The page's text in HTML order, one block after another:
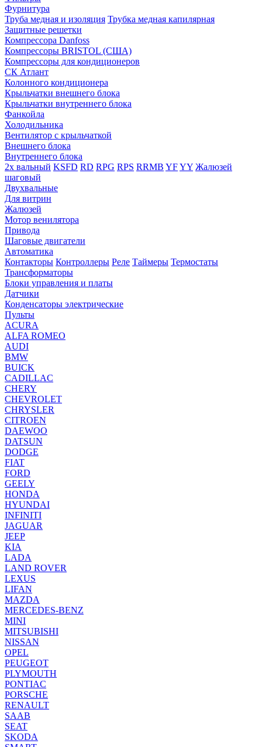
Фурнитура
Труба медная и изоляция Трубка медная капилярная
Защитные решетки
Компрессора Danfoss
Компрессоры BRISTOL (США)
Компрессоры для кондиционеров
СК Атлант
Колонного кондиционера
Крыльчатки внешнего блока
Крыльчатки внутреннего блока
Фанкойла
Холодильника
Вентилятор с крыльчаткой
Внешнего блока
Внутреннего блока
2х вальный KSFD RD RPG RPS RRMB YFYY Жалюзей
шаговый
Двухвальные
Для витрин
Жалюзей
Мотор венилятора
Привода
Шаговые двигатели
Автоматика
Контакторы Контроллеры Реле Таймеры Термостаты
Трансформаторы
Блоки управления и платы
Датчики
Конденсаторы электрические
Пульты
ACURA
ALFA ROMEO
AUDI
BMW
BUICK
CADILLAC
CHERY
CHEVROLET
CHRYSLER
CITROEN
DAEWOO
DATSUN
DODGE
FIAT
FORD
GEELY
HONDA
HYUNDAI
INFINITI
JAGUAR
JEEP
KIA
LADA
LAND ROVER
LEXUS
LIFAN
MAZDA
MERCEDES-BENZ
MINI
MITSUBISHI
NISSAN
OPEL
PEUGEOT
PLYMOUTH
PONTIAC
PORSCHE
RENAULT
SAAB
SEAT
SKODA